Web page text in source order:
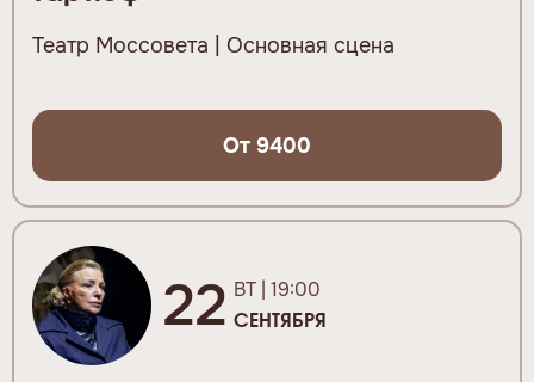
Театр Моссовета | Основная сцена
От 9400
22 ВТ | 19:00
СЕНТЯБРЯ